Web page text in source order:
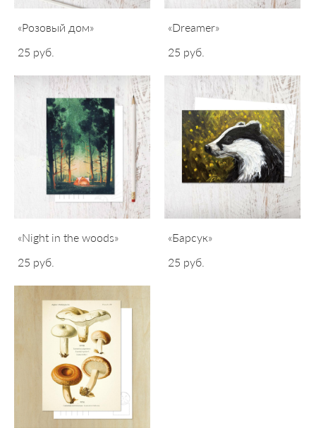
«Розовый дом»
25 pуб.
«Dreamer»
25 pуб.
«Night in the woods»
25 pуб.
«Барсук»
25 pуб.